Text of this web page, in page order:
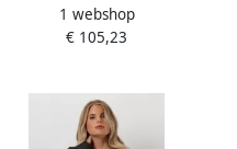
met Strass-steentjes Black
Dames
1 webshop
€ 105,23